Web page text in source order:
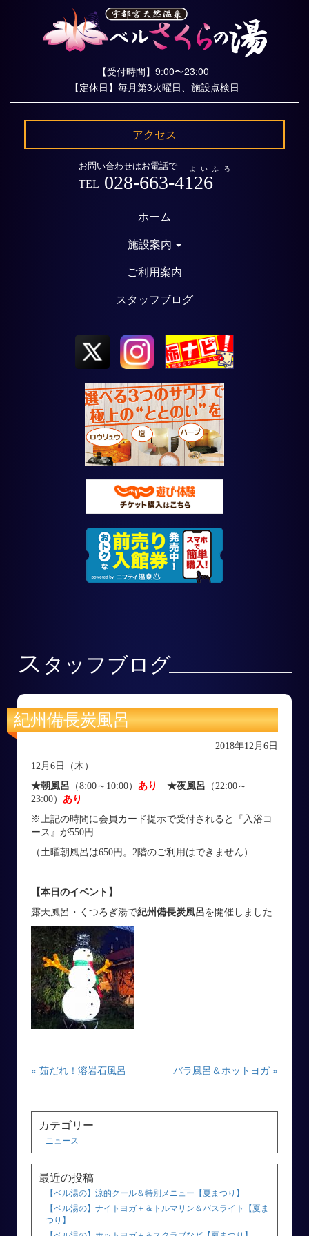
【受付時間】9:00〜23:00
【定休日】毎月第3火曜日、施設点検日
アクセス
お問い合わせはお電話で よいふろ
TEL 028-663-4126
ホーム
施設案内
ご利用案内
スタッフブログ
ス タッフブログ
紀州備長炭風呂
2018年12月6日
12月6日（木）
★朝風呂 （8:00～10:00） あり ★夜風呂 （22:00～
23:00） あり
※上記の時間に会員カード提示で受付されると『入浴コ
ース』が550円
（土曜朝風呂は650円。2階のご利用はできません）
【本日のイベント】
露天風呂・くつろぎ湯で紀州備長炭風呂を開催しました
« 茹だれ！溶岩石風呂 バラ風呂＆ホットヨガ »
カテゴリー
ニュース
最近の投稿
【ベル湯の】涼的クール＆特別メニュー【夏まつり】
【ベル湯の】ナイトヨガ＋＆トルマリン＆バスライト【夏ま
つり】